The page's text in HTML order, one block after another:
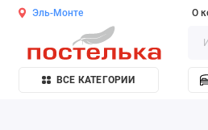
Эль-Монте О
ВСЕ КАТЕГОРИИ